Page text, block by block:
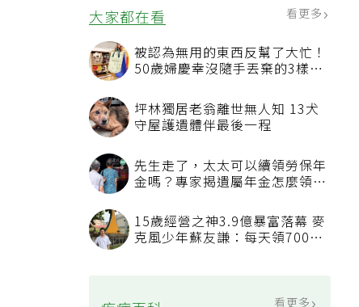
大家都在看
被認為無用的東西反幫了大忙！
50歲婦慶幸沒隨手丟棄的3樣物
坪林獨居老翁離世無人知 13犬
守屋護遺體伴最後一程
先生走了，太太可以續領勞保年
看順位還要看資格
15歲經營之神3.9億暴富落幕 麥